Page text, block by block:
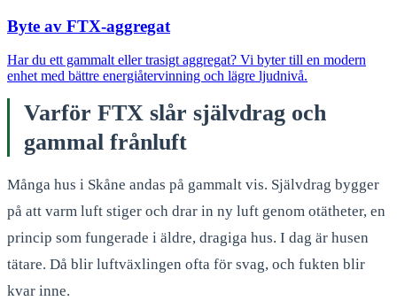
Byte av FTX-aggregat
Har du ett gammalt eller trasigt aggregat? Vi byter till en modern
enhet med bättre energiåtervinning och lägre ljudnivå.
Varför FTX slår självdrag och
gammal frånluft
Många hus i Skåne andas på gammalt vis. Självdrag bygger
på att varm luft stiger och drar in ny luft genom otätheter, en
princip som fungerade i äldre, dragiga hus. I dag är husen
tätare. Då blir luftväxlingen ofta för svag, och fukten blir
kvar inne.